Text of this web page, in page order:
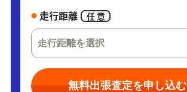
走行距離 任 意
無料出張査定を申し込む